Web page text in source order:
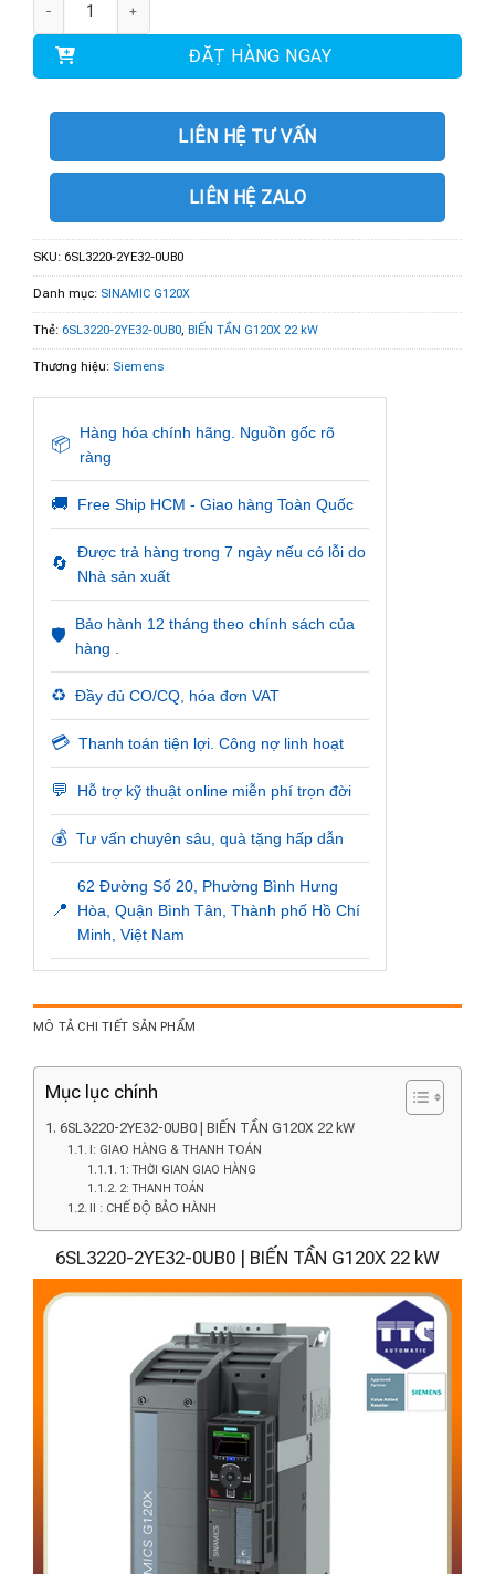
ĐẶT HÀNG NGAY
LIÊN HỆ TƯ VẤN
LIÊN HỆ ZALO
SKU: 6SL3220-2YE32-0UB0
Danh mục: SINAMIC G120X
Thẻ: 6SL3220-2YE32-0UB0, BIẾN TẦN G120X 22 kW
Thương hiệu: Siemens
📦
Hàng hóa chính hãng. Nguồn gốc rõ
ràng
🚚 Free Ship HCM - Giao hàng Toàn Quốc
🔄
Được trả hàng trong 7 ngày nếu có lỗi do
Nhà sản xuất
🛡️
Bảo hành 12 tháng theo chính sách của
hàng .
♻️ Đầy đủ CO/CQ, hóa đơn VAT
💳 Thanh toán tiện lợi. Công nợ linh hoạt
💬 Hỗ trợ kỹ thuật online miễn phí trọn đời
💰 Tư vấn chuyên sâu, quà tặng hấp dẫn
📍
62 Đường Số 20, Phường Bình Hưng
Hòa, Quận Bình Tân, Thành phố Hồ Chí
Minh, Việt Nam
MÔ TẢ CHI TIẾT SẢN PHẨM
Mục lục chính
6SL3220-2YE32-0UB0 | BIẾN TẦN G120X 22 kW
I: GIAO HÀNG & THANH TOÁN
1: THỜI GIAN GIAO HÀNG
2: THANH TOÁN
II : CHẾ ĐỘ BẢO HÀNH
6SL3220-2YE32-0UB0 | BIẾN TẦN G120X 22 kW